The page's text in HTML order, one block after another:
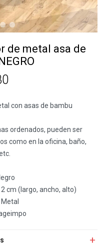
de metal asa de
con asas de bambu
ordenados, pueden ser
como en la oficina, baño,
cm (largo, ancho, alto)